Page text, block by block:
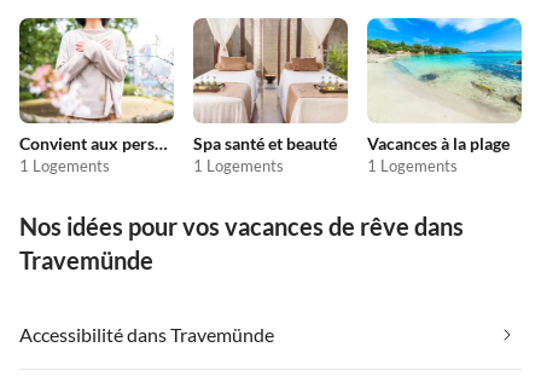
Convient aux personnes allergiques
1 Logements
Spa santé et beauté
1 Logements
Vacances à la plage
1 Logements
Nos idées pour vos vacances de rêve dans
Travemünde
Accessibilité dans Travemünde